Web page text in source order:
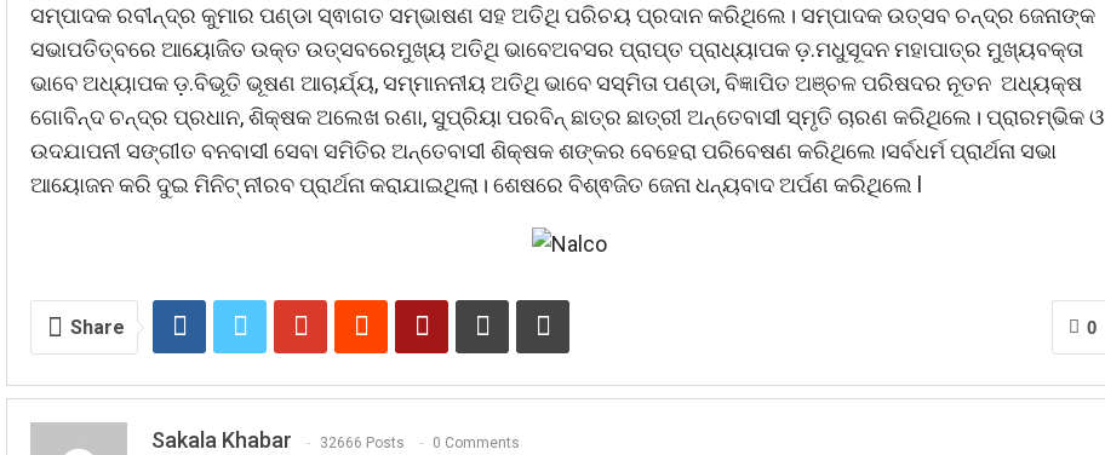
ସମ୍ପାଦକ ରବୀନ୍ଦ୍ର କୁମାର ପଣ୍ଡା ସ୍ଵାଗତ ସମ୍ଭାଷଣ ସହ ଅତିଥି ପରିଚୟ ପ୍ରଦାନ କରିଥିଲେ। ସମ୍ପାଦକ ଉତ୍ସବ ଚନ୍ଦ୍ର ଜେନାଙ୍କ
ସଭାପତିତ୍ବରେ ଆୟୋଜିତ ଉକ୍ତ ଉତ୍ସବରେମୁଖ୍ୟ ଅତିଥି ଭାବେଅବସର ପ୍ରାପ୍ତ ପ୍ରାଧ୍ୟାପକ ଡ଼.ମଧୁସୂଦନ ମହାପାତ୍ର ମୁଖ୍ୟବକ୍ତା
ଭାବେ ଅଧ୍ୟାପକ ଡ଼.ବିଭୂତି ଭୂଷଣ ଆଚାର୍ଯ୍ୟ, ସମ୍ମାନନୀୟ ଅତିଥି ଭାବେ ସସ୍ମିତା ପଣ୍ଡା, ବିଜ୍ଞାପିତ ଅଞ୍ଚଳ ପରିଷଦର ନୂତନ ଅଧ୍ୟକ୍ଷ
ଗୋବିନ୍ଦ ଚନ୍ଦ୍ର ପ୍ରଧାନ, ଶିକ୍ଷକ ଅଲେଖ ରଣା, ସୁପ୍ରିୟା ପରବିନ୍ ଛାତ୍ର ଛାତ୍ରୀ ଅନ୍ତେବାସୀ ସ୍ମୃତି ଚାରଣ କରିଥିଲେ। ପ୍ରାରମ୍ଭିକ ଓ
ଉଦଯାପନୀ ସଙ୍ଗୀତ ବନବାସୀ ସେବା ସମିତିର ଅନ୍ତେବାସୀ ଶିକ୍ଷକ ଶଙ୍କର ବେହେରା ପରିବେଷଣ କରିଥିଲେ।ସର୍ବଧର୍ମ ପ୍ରାର୍ଥନା ସଭା
ଆୟୋଜନ କରି ଦୁଇ ମିନିଟ୍ ନୀରବ ପ୍ରାର୍ଥନା କରାଯାଇଥିଲା। ଶେଷରେ ବିଶ୍ଵଜିତ ଜେନା ଧନ୍ୟବାଦ ଅର୍ପଣ କରିଥିଲେ l
0
Share
Sakala Khabar 32666 Posts 0 Comments